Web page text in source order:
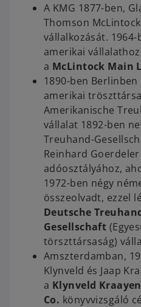
A KMG 1877-ben,
Thomson
vállalkozását.
amerikai
a McLintock Main
1890-ben
amerikai
Amerikanische
vállalat 1892-ben
Treuhand-
Reinhard
adóosztályához,
1972-ben négy
összeolvadt, ezzel
Deutsche
Gesellschaft
törszttársaság)
Amszterdamban,
Klynveld és Jaap
a Klynveld
Co. könyvvizsgáló